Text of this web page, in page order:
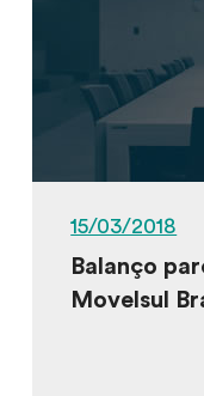
15/03/2018
Balanço
Movelsul